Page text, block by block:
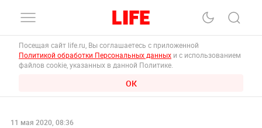
Посещая сайт life.ru, Вы соглашаетесь с приложенной
Политикой обработки Персональных данных и с использованием
файлов cookie, указанных в данной Политике.
ОК
11 мая 2020, 08:36